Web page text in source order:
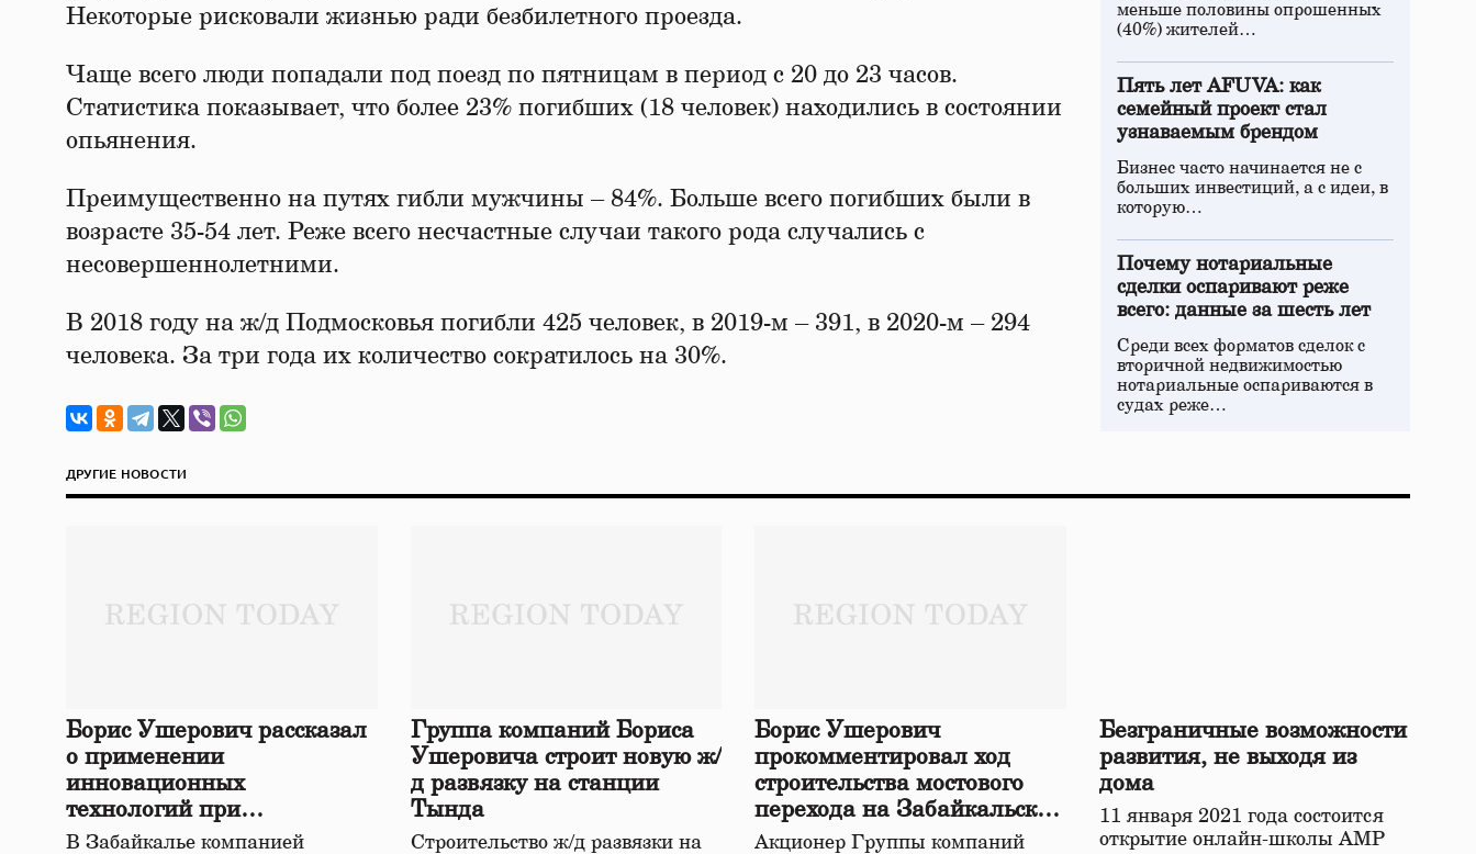
Некоторые рисковали жизнью ради безбилетного проезда.
Чаще всего люди попадали под поезд по пятницам в период с 20 до 23 часов.
Статистика показывает, что более 23% погибших (18 человек) находились в состоянии
опьянения.
Преимущественно на путях гибли мужчины – 84%. Больше всего погибших были в
возрасте 35-54 лет. Реже всего несчастные случаи такого рода случались с
несовершеннолетними.
В 2018 году на ж/д Подмосковья погибли 425 человек, в 2019-м – 391, в 2020-м – 294
человека. За три года их количество сократилось на 30%.
меньше половины опрошенных
(40%) жителей…
Пять лет AFUVA: как
семейный проект стал
узнаваемым брендом
Бизнес часто начинается не с
больших инвестиций, а с идеи, в
которую…
Почему нотариальные
сделки оспаривают реже
всего: данные за шесть лет
Среди всех форматов сделок с
вторичной недвижимостью
нотариальные оспариваются в
судах реже…
ДРУГИЕ НОВОСТИ
Борис Ушерович рассказал
о применении
инновационных
технологий при
строительстве нового моста
В Забайкалье компанией
Группа компаний Бориса
Ушеровича строит новую ж/
д развязку на станции
Тында
Строительство ж/д развязки на
Борис Ушерович
прокомментировал ход
строительства мостового
перехода на Забайкальской
железной дороге
Акционер Группы компаний
Безграничные возможности
развития, не выходя из
дома
11 января 2021 года состоится
открытие онлайн-школы АМР